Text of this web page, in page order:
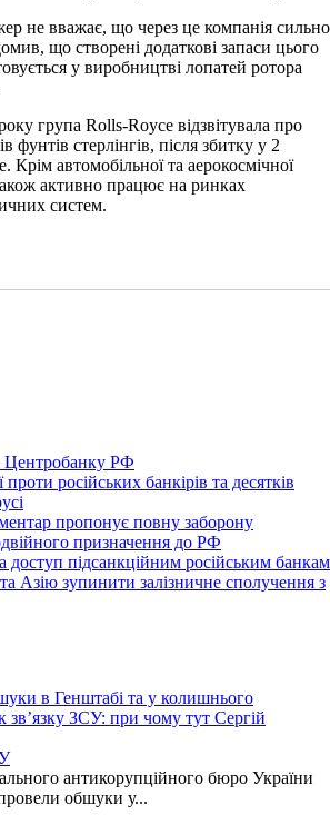
не вважає, що через це компанія сильно
що створені додаткові запаси цього
у виробництві лопатей ротора
група Rolls-Royce відзвітувала про
фунтів стерлінгів, після збитку у 2
Крім автомобільної та аерокосмічної
активно працює на ринках
систем.
Центробанку РФ
проти російських банкірів та десятків
пропонує повну заборону
призначення до РФ
доступ підсанкційним російським банкам
Азію зупинити залізничне сполучення з
в Генштабі та у колишнього
зв’язку ЗСУ: при чому тут Сергій
антикорупційного бюро України
обшуки у...